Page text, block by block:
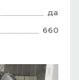
да
660